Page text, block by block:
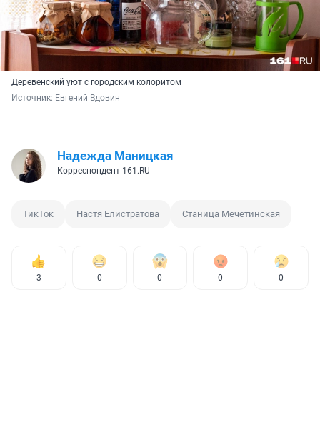
Деревенский уют с городским колоритом
Источник: Евгений Вдовин
Надежда Маницкая
Корреспондент 161.RU
ТикТок Настя Елистратова Станица Мечетинская
3 0 0 0 0